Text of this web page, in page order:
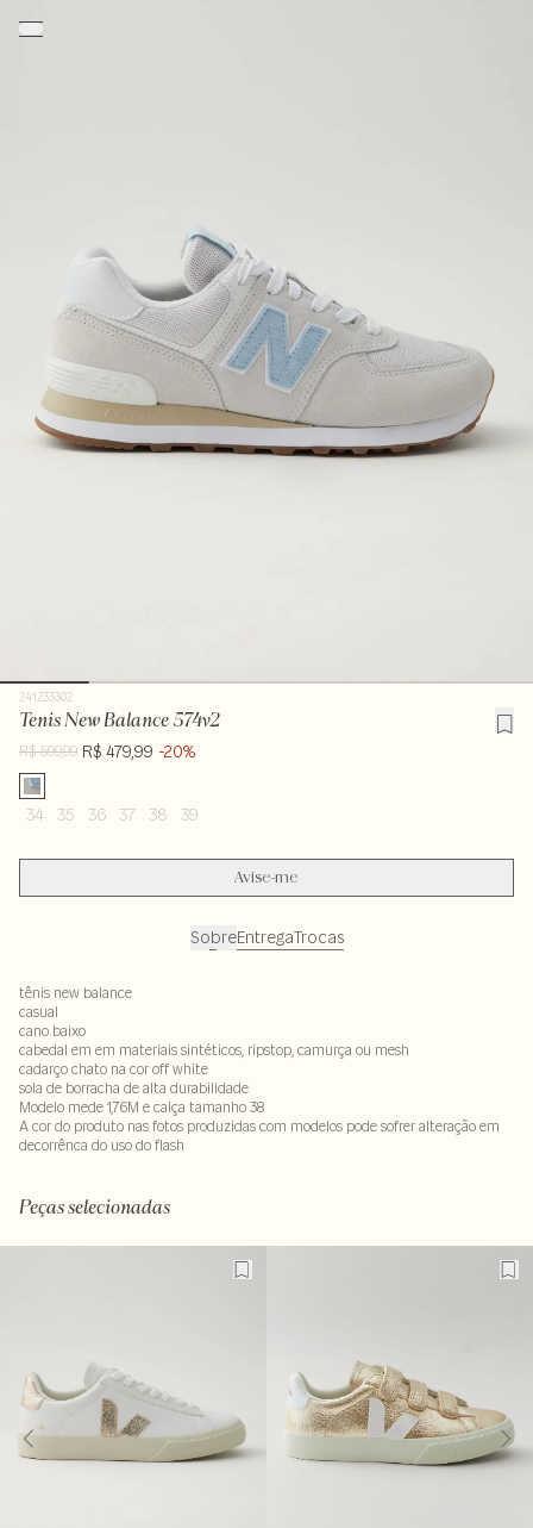
241233302
Tenis New Balance 574v2
R$ 599,99 R$ 479,99 -20%
34 35 36 37 38 39
Avise-me
SobreEntregaTrocas
tênis new balance
casual
cano baixo
cabedal em em materiais sintéticos, ripstop, camurça ou mesh
cadarço chato na cor off white
sola de borracha de alta durabilidade
Modelo mede 1,76M e calça tamanho 38
A cor do produto nas fotos produzidas com modelos pode sofrer alteração em
decorrênca do uso do flash
Peças selecionadas